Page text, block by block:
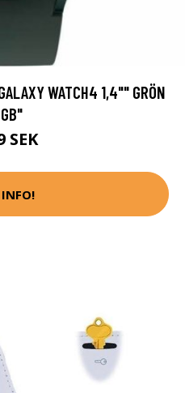
WATCH4 1,4"" GRÖN
SEK
INFO!